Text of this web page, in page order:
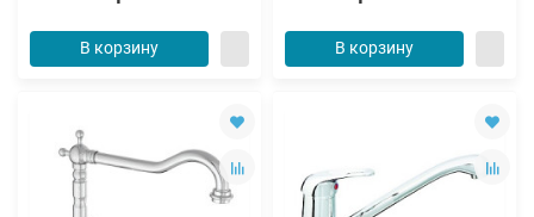
В корзину В корзину